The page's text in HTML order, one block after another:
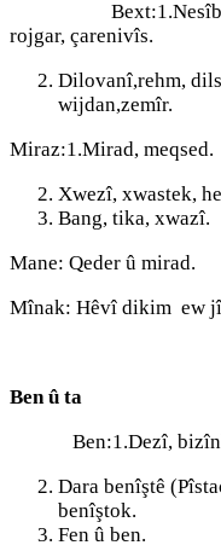
rojgar, çarenivîs.
Dilovanî,rehm,
wijdan,zemîr.
Miraz:1.Mirad, meqsed.
Xwezî, xwastek,
Bang, tika, xwazî.
Mane: Qeder û mirad.
Mînak: Hêvî dikim ew
Ben û ta
Ben:1.Dezî,
Dara benîştê
benîştok.
Fen û ben.